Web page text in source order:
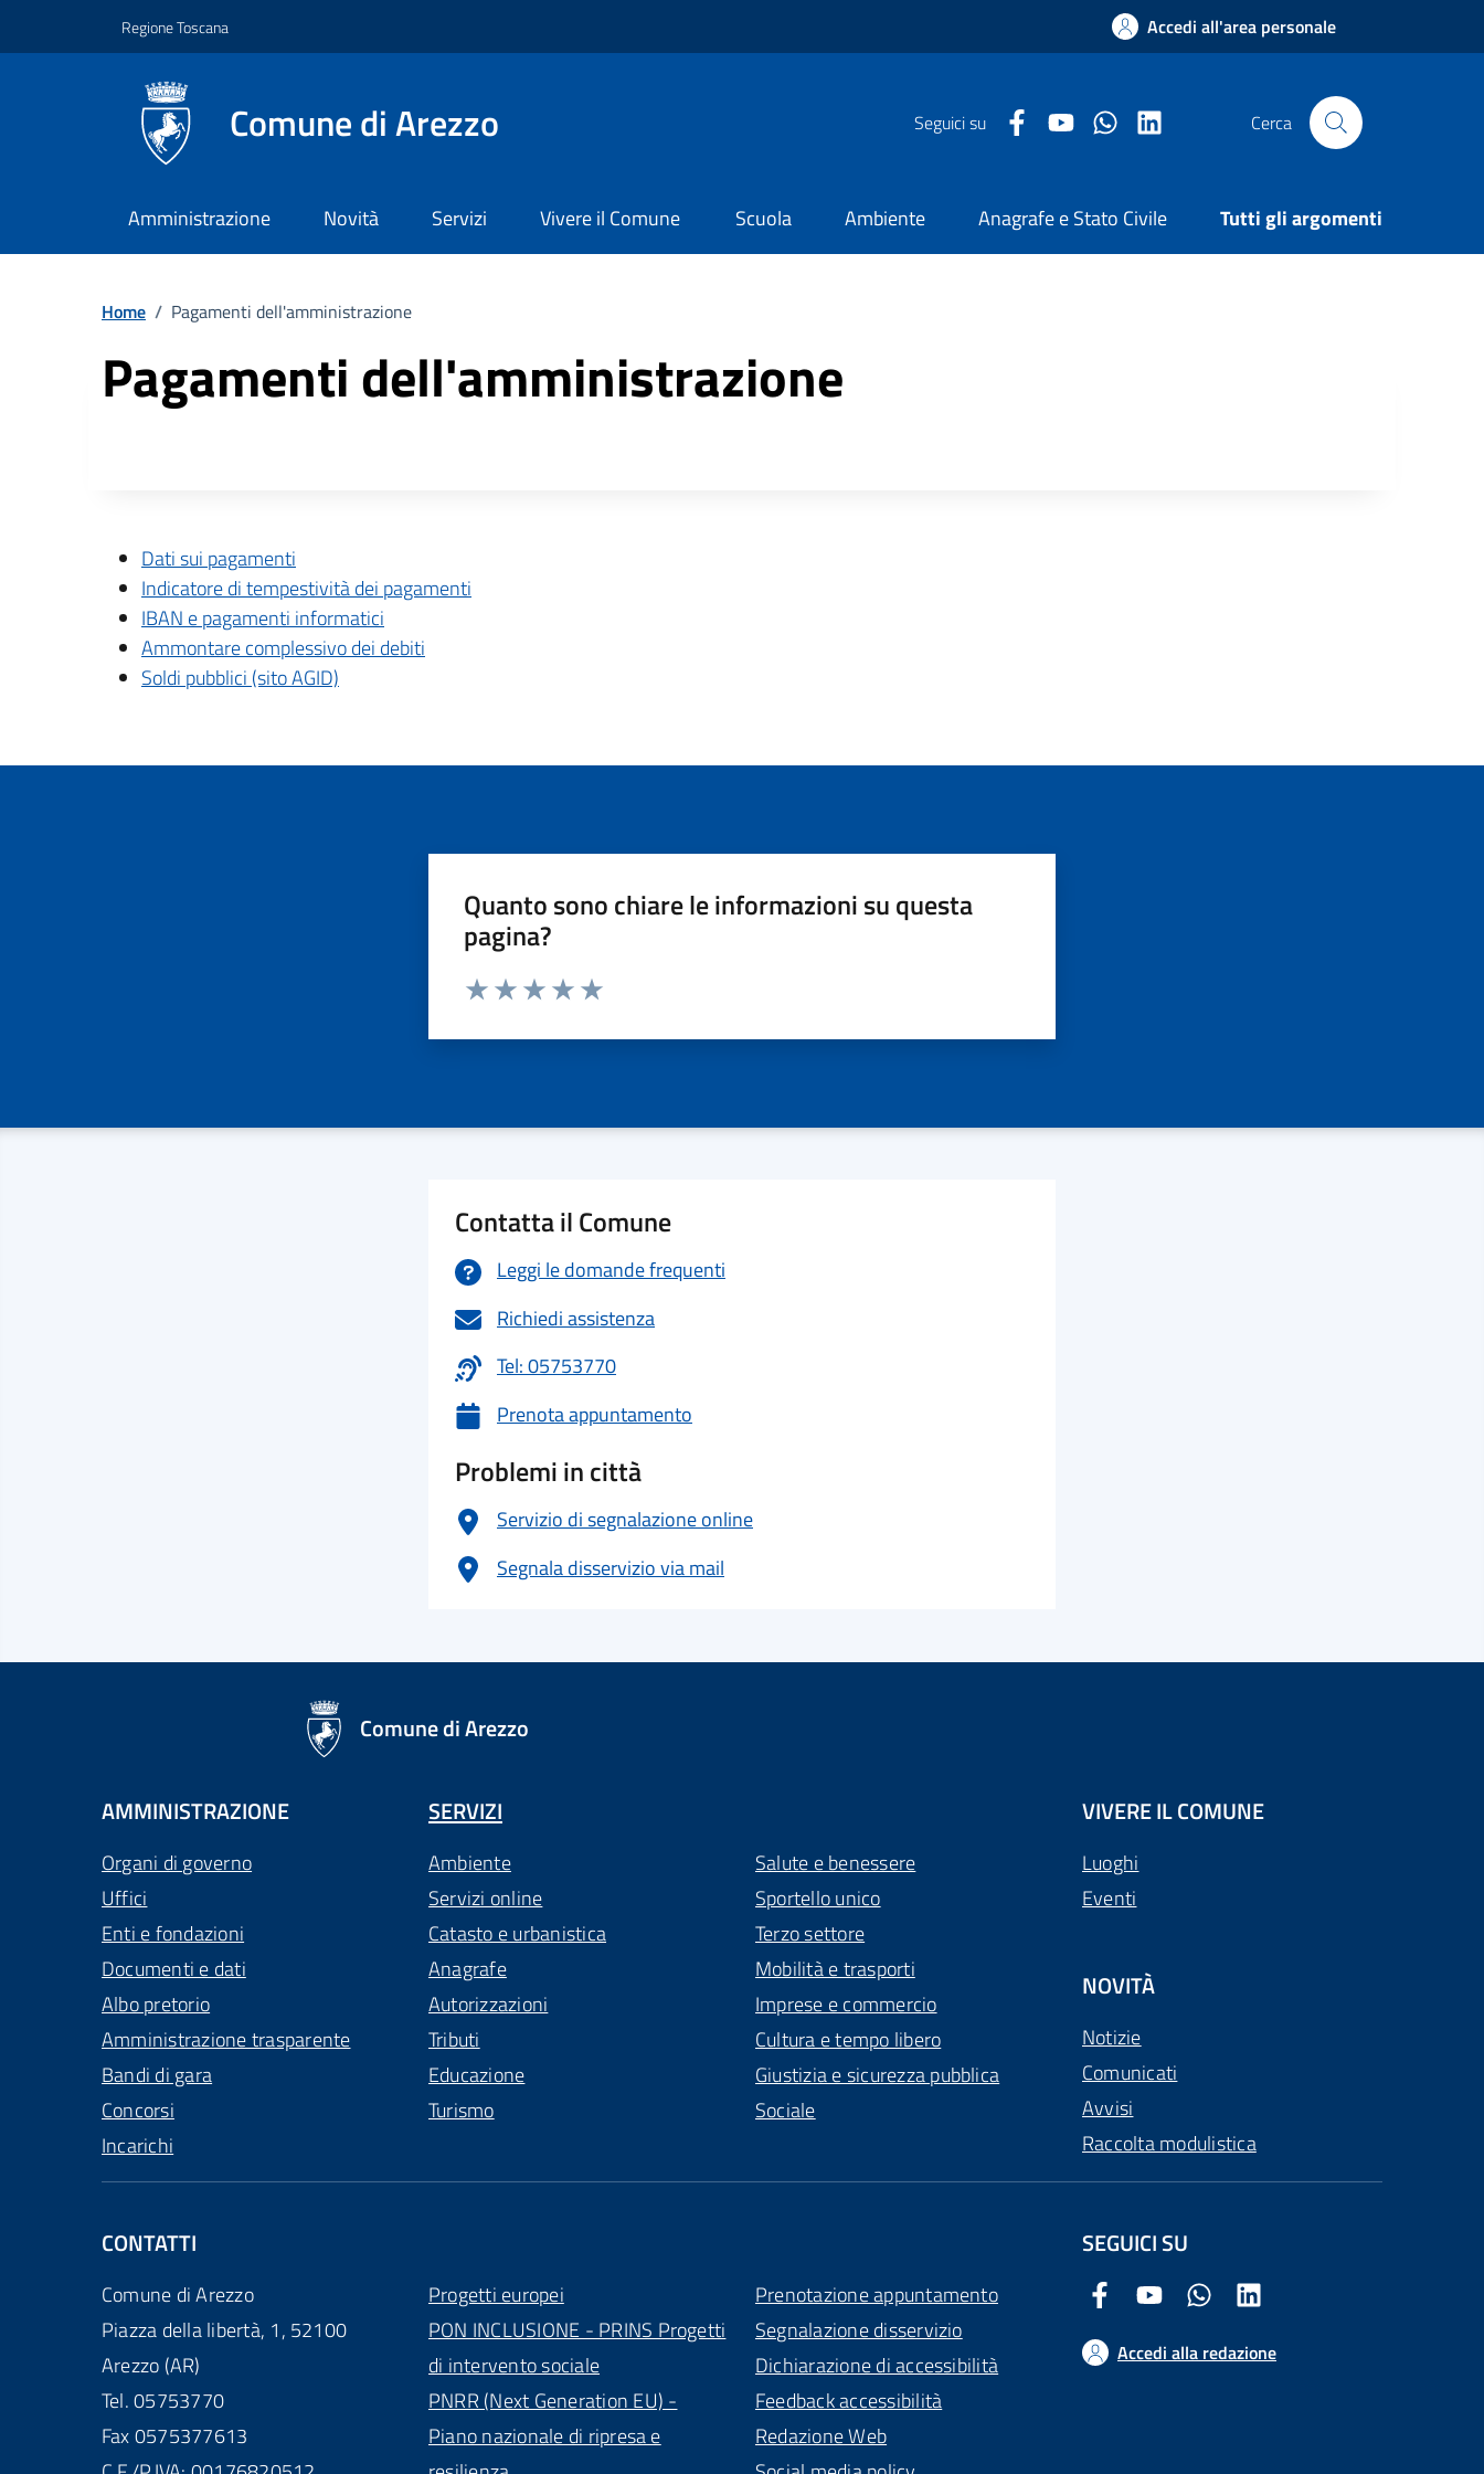
Regione Toscana Accedi all'area personale
Comune di Arezzo Seguici su Facebook Comune di Arezzo
Youtube Comune di Arezzo
Twitter Comune di Arezzo
LinkedIn Comune di Arezzo
Cerca
Amministrazione Novità Servizi Vivere il Comune Scuola Ambiente Anagrafe e Stato Civile Tutti gli argomenti
Home / Pagamenti dell'amministrazione
Pagamenti dell'amministrazione
Descrizione completa
Dati sui pagamenti
Indicatore di tempestività dei pagamenti
IBAN e pagamenti informatici
Ammontare complessivo dei debiti
Soldi pubblici (sito AGID)
Quanto sono chiare le informazioni su questa
pagina?
Valuta da 1 a 5 stelle la pagina
Contatta il Comune
Leggi le domande frequenti
Richiedi assistenza
Tel: 05753770
Prenota appuntamento
Problemi in città
Servizio di segnalazione online
Segnala disservizio via mail
Comune di Arezzo
AMMINISTRAZIONE
Organi di governo
Uffici
Enti e fondazioni
Documenti e dati
Albo pretorio
Amministrazione trasparente
Bandi di gara
Concorsi
Incarichi
SERVIZI
Ambiente
Servizi online
Catasto e urbanistica
Anagrafe
Autorizzazioni
Tributi
Educazione
Turismo
Salute e benessere
Sportello unico
Terzo settore
Mobilità e trasporti
Imprese e commercio
Cultura e tempo libero
Giustizia e sicurezza pubblica
Sociale
VIVERE IL COMUNE
Luoghi
Eventi
NOVITÀ
Notizie
Comunicati
Avvisi
Raccolta modulistica
CONTATTI
Comune di Arezzo
Piazza della libertà, 1, 52100
Arezzo (AR)
Tel. 05753770
Fax 0575377613
Progetti europei
PON INCLUSIONE - PRINS Progetti
di intervento sociale
PNRR (Next Generation EU) -
Piano nazionale di ripresa e
Prenotazione appuntamento
Segnalazione disservizio
Dichiarazione di accessibilità
Feedback accessibilità
Redazione Web
SEGUICI SU
Facebook Comune di Arezzo
Youtube Comune di Arezzo
Twitter Comune di Arezzo
Accedi alla redazione